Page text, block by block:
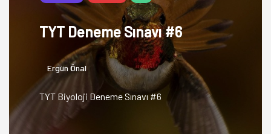
TYT Deneme Sınavı #6
Ergün Önal
TYT Biyoloji Deneme Sınavı #6